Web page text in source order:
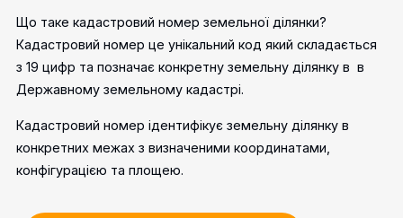
Що таке кадастровий номер земельної ділянки?
Кадастровий номер це унікальний код який складається
з 19 цифр та позначає конкретну земельну ділянку в в
Державному земельному кадастрі.
Кадастровий номер ідентифікує земельну ділянку в
конкретних межах з визначеними координатами,
конфігурацією та площею.